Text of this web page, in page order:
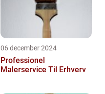
06 december 2024
Professionel
Malerservice Til Erhverv